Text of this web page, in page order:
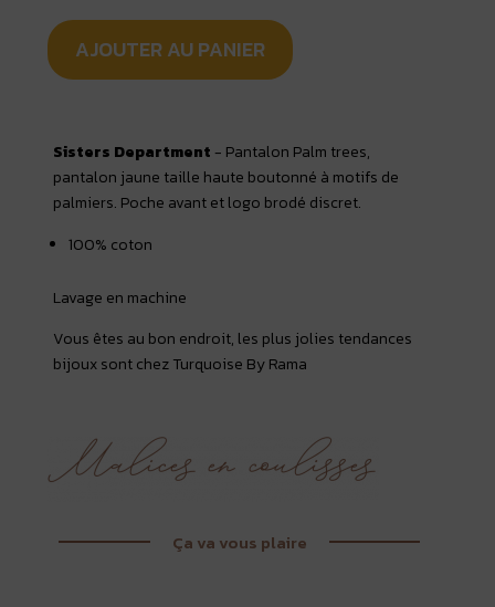
AJOUTER AU PANIER
Sisters Department - Pantalon Palm trees,
pantalon jaune taille haute boutonné à motifs de
palmiers. Poche avant et logo brodé discret.
100% coton
Lavage en machine
Vous êtes au bon endroit, les plus jolies tendances
bijoux sont chez Turquoise By Rama
Ça va vous plaire